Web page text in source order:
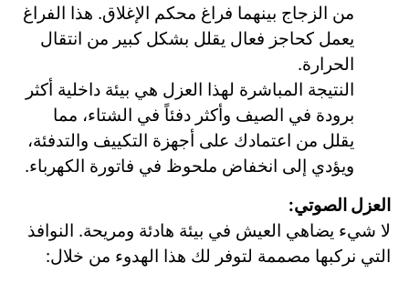
من الزجاج بينهما فراغ محكم الإغلاق. هذا الفراغ
يعمل كحاجز فعال يقلل بشكل كبير من انتقال
الحرارة.
النتيجة المباشرة لهذا العزل هي بيئة داخلية أكثر
برودة في الصيف وأكثر دفئاً في الشتاء، مما
يقلل من اعتمادك على أجهزة التكييف والتدفئة،
ويؤدي إلى انخفاض ملحوظ في فاتورة الكهرباء.
العزل الصوتي:
لا شيء يضاهي العيش في بيئة هادئة ومريحة. النوافذ
التي نركبها مصممة لتوفر لك هذا الهدوء من خلال: